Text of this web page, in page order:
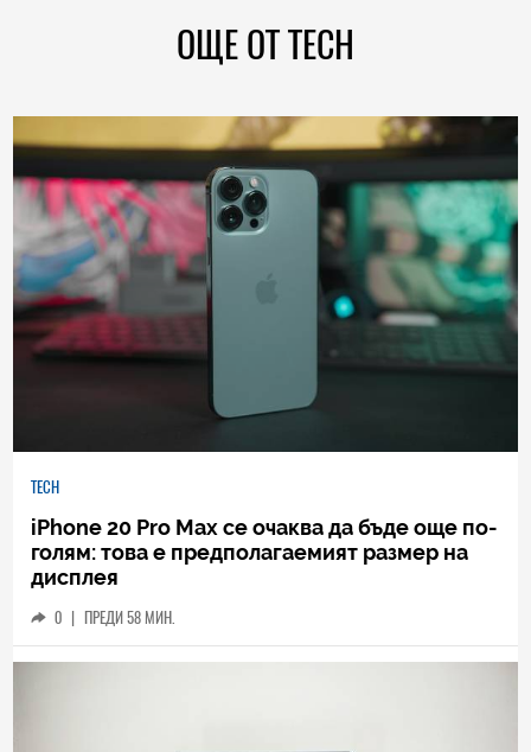
ОЩЕ ОТ TECH
TECH
iPhone 20 Pro Max се очаква да бъде още по-
голям: това е предполагаемият размер на
дисплея
0 | ПРЕДИ 58 МИН.